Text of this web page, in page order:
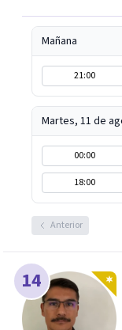
escucharte.
Mañana
21:00
Martes, 11 de
00:00
18:00
Anterior
14